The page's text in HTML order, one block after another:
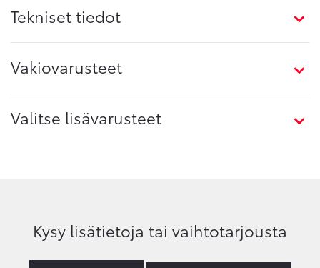
Tekniset tiedot
Vakiovarusteet
Valitse lisävarusteet
Kysy lisätietoja tai vaihtotarjousta